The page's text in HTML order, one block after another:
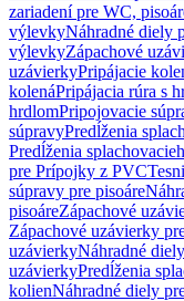
zariadení pre WC,
výlevkyNáhradné diely
výlevkyZápachové
uzávierkyPripájacie
kolenáPripájacia rúra s
hrdlomPripojovacie
súpravyPredĺženia
Predĺženia
pre Prípojky z PVC
súpravy pre pisoáre
pisoáreZápachové
Zápachové uzávierky
uzávierkyNáhradné
uzávierkyPredĺženia
kolienNáhradné diely